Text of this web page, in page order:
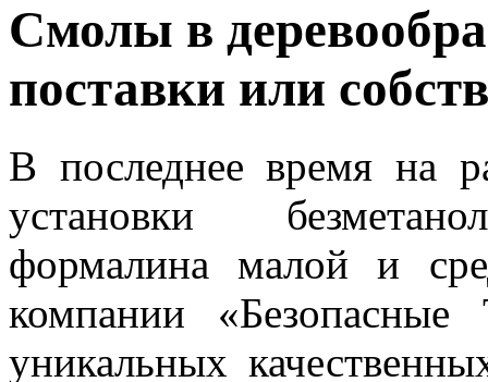
Смолы в
поставки или
В последнее время на
установки
формалина малой и
компании
уникальных